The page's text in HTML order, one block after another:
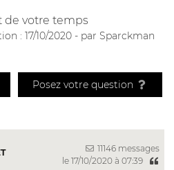
de votre temps
: 17/10/2020 - par Sparckman
Posez votre question
11146 messages
le 17/10/2020 à 07:39